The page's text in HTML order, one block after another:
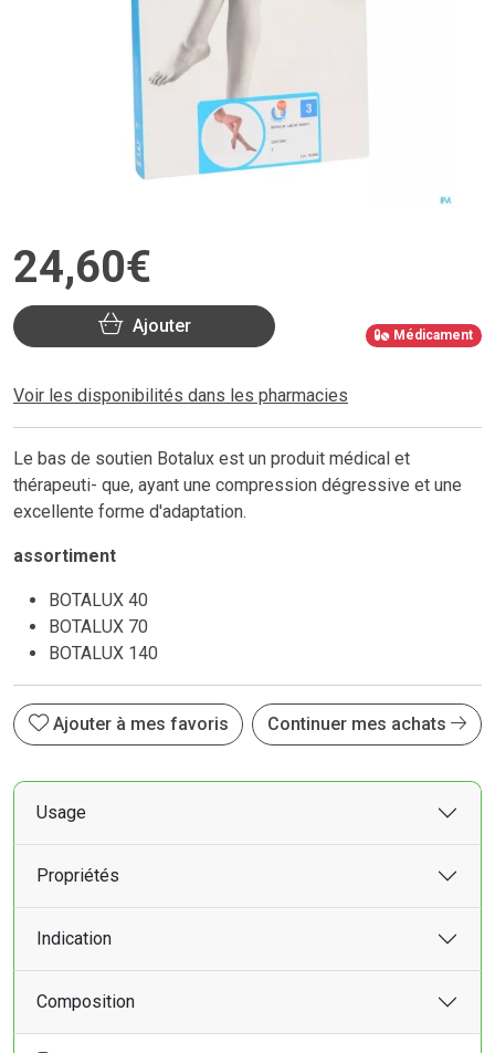
24,60€
Ajouter Médicament
Voir les disponibilités dans les pharmacies
Le bas de soutien Botalux est un produit médical et
thérapeuti- que, ayant une compression dégressive et une
excellente forme d'adaptation.
assortiment
BOTALUX 40
BOTALUX 70
BOTALUX 140
Ajouter à mes favoris Continuer mes achats
Usage
Propriétés
Indication
Composition